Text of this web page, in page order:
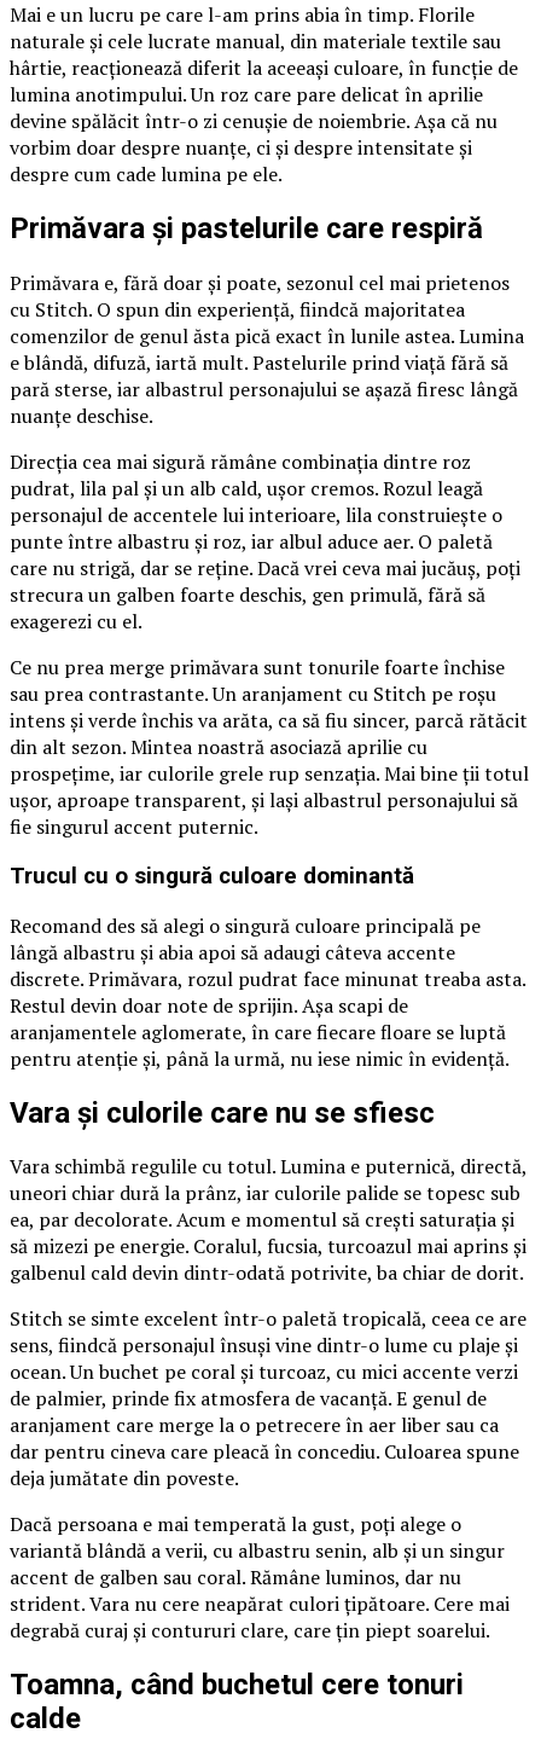
Mai e un lucru pe care l-am prins abia în timp. Florile
naturale și cele lucrate manual, din materiale textile sau
hârtie, reacționează diferit la aceeași culoare, în funcție de
lumina anotimpului. Un roz care pare delicat în aprilie
devine spălăcit într-o zi cenușie de noiembrie. Așa că nu
vorbim doar despre nuanțe, ci și despre intensitate și
despre cum cade lumina pe ele.
Primăvara și pastelurile care respiră
Primăvara e, fără doar și poate, sezonul cel mai prietenos
cu Stitch. O spun din experiență, fiindcă majoritatea
comenzilor de genul ăsta pică exact în lunile astea. Lumina
e blândă, difuză, iartă mult. Pastelurile prind viață fără să
pară sterse, iar albastrul personajului se așază firesc lângă
nuanțe deschise.
Direcția cea mai sigură rămâne combinația dintre roz
pudrat, lila pal și un alb cald, ușor cremos. Rozul leagă
personajul de accentele lui interioare, lila construiește o
punte între albastru și roz, iar albul aduce aer. O paletă
care nu strigă, dar se reține. Dacă vrei ceva mai jucăuș, poți
strecura un galben foarte deschis, gen primulă, fără să
exagerezi cu el.
Ce nu prea merge primăvara sunt tonurile foarte închise
sau prea contrastante. Un aranjament cu Stitch pe roșu
intens și verde închis va arăta, ca să fiu sincer, parcă rătăcit
din alt sezon. Mintea noastră asociază aprilie cu
prospețime, iar culorile grele rup senzația. Mai bine ții totul
ușor, aproape transparent, și lași albastrul personajului să
fie singurul accent puternic.
Trucul cu o singură culoare dominantă
Recomand des să alegi o singură culoare principală pe
lângă albastru și abia apoi să adaugi câteva accente
discrete. Primăvara, rozul pudrat face minunat treaba asta.
Restul devin doar note de sprijin. Așa scapi de
aranjamentele aglomerate, în care fiecare floare se luptă
pentru atenție și, până la urmă, nu iese nimic în evidență.
Vara și culorile care nu se sfiesc
Vara schimbă regulile cu totul. Lumina e puternică, directă,
uneori chiar dură la prânz, iar culorile palide se topesc sub
ea, par decolorate. Acum e momentul să crești saturația și
să mizezi pe energie. Coralul, fucsia, turcoazul mai aprins și
galbenul cald devin dintr-odată potrivite, ba chiar de dorit.
Stitch se simte excelent într-o paletă tropicală, ceea ce are
sens, fiindcă personajul însuși vine dintr-o lume cu plaje și
ocean. Un buchet pe coral și turcoaz, cu mici accente verzi
de palmier, prinde fix atmosfera de vacanță. E genul de
aranjament care merge la o petrecere în aer liber sau ca
dar pentru cineva care pleacă în concediu. Culoarea spune
deja jumătate din poveste.
Dacă persoana e mai temperată la gust, poți alege o
variantă blândă a verii, cu albastru senin, alb și un singur
accent de galben sau coral. Rămâne luminos, dar nu
strident. Vara nu cere neapărat culori țipătoare. Cere mai
degrabă curaj și contururi clare, care țin piept soarelui.
Toamna, când buchetul cere tonuri
calde